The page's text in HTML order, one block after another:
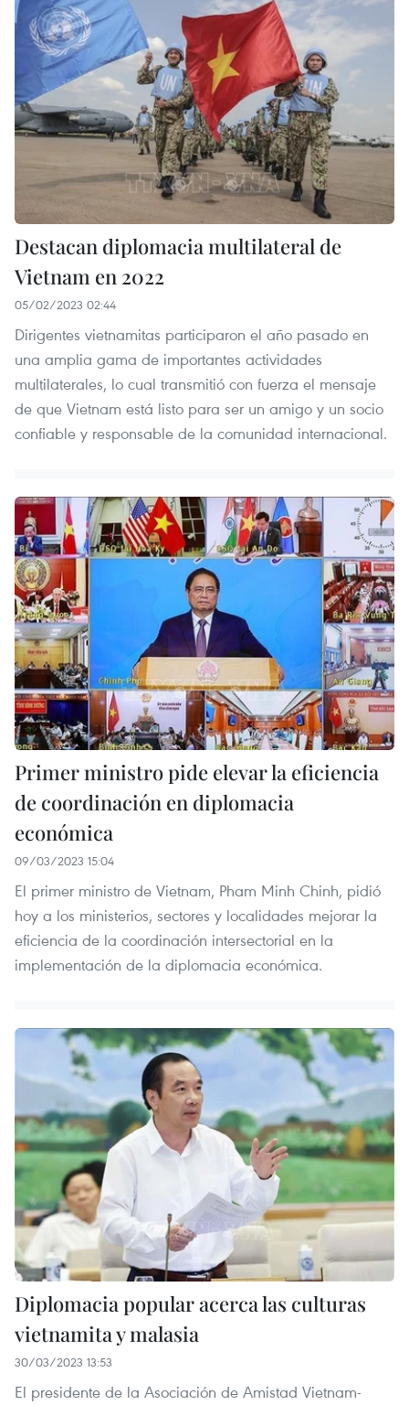
Destacan diplomacia multilateral de
Vietnam en 2022
05/02/2023 02:44
Dirigentes vietnamitas participaron el año pasado en
una amplia gama de importantes actividades
multilaterales, lo cual transmitió con fuerza el mensaje
de que Vietnam está listo para ser un amigo y un socio
confiable y responsable de la comunidad internacional.
Primer ministro pide elevar la eficiencia
de coordinación en diplomacia
económica
09/03/2023 15:04
El primer ministro de Vietnam, Pham Minh Chinh, pidió
hoy a los ministerios, sectores y localidades mejorar la
eficiencia de la coordinación intersectorial en la
implementación de la diplomacia económica.
Diplomacia popular acerca las culturas
vietnamita y malasia
30/03/2023 13:53
El presidente de la Asociación de Amistad Vietnam-